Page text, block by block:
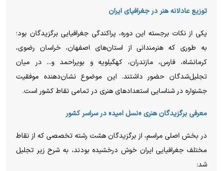
توزیع عادلانه هنر در جغرافیای ایران
یکی از نکات برجسته این دوره، پراکندگی جغرافیایی برگزیدگان بود؛
به طوری که هنرمندانی از استان‌های اصفهان، خراسان رضوی،
کرمانشاه، فارس، مازندران، کهگیلویه و بویراحمد و... در میان
تجلیل‌شدگان حضور داشتند. این موضوع نشان‌دهنده موفقیت
جشنواره در شناسایی استعداد‌های هنری در تمامی نقاط کشور است.
معرفی برگزیدگان هنری «نسل امید» در سراسر کشور
در بخش اصلی مراسم، از برگزیدگان هشت رشته تخصصی که از نقاط
مختلف جغرافیایی ایران خوش درخشیده بودند، به شرح زیر تجلیل
شد: